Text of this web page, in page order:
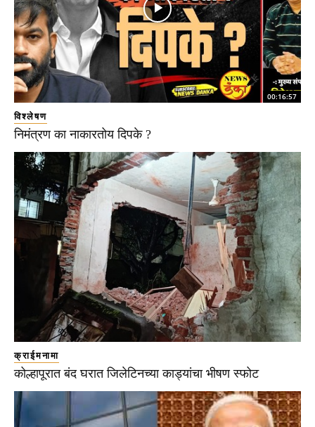
00:16:57
विश्लेषण
निमंत्रण का नाकारतोय दिपके ?
क्राईमनामा
कोल्हापूरात बंद घरात जिलेटिनच्या काड्यांचा भीषण स्फोट